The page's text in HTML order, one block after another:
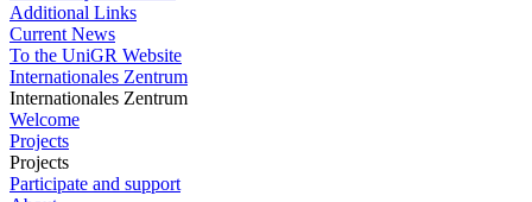
Additional Links
Current News
To the UniGR Website
Internationales Zentrum
Internationales Zentrum
Welcome
Projects
Projects
Participate and support